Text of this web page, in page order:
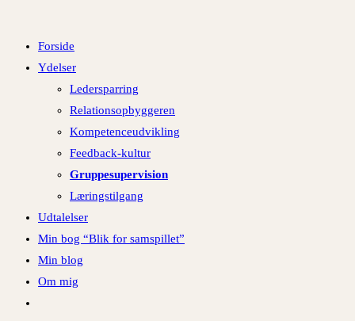
Forside
Ydelser
Ledersparring
Relationsopbyggeren
Kompetenceudvikling
Feedback-kultur
Gruppesupervision
Læringstilgang
Udtalelser
Min bog “Blik for samspillet”
Min blog
Om mig